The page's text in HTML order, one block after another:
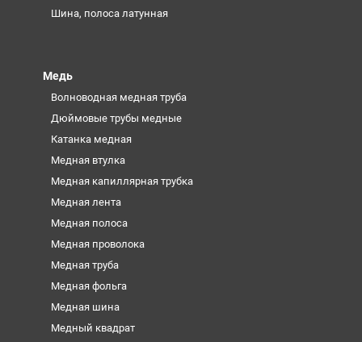
Шина, полоса латунная
Медь
Волноводная медная труба
Дюймовые трубы медные
Катанка медная
Медная втулка
Медная капиллярная трубка
Медная лента
Медная полоса
Медная проволока
Медная труба
Медная фольга
Медная шина
Медный квадрат